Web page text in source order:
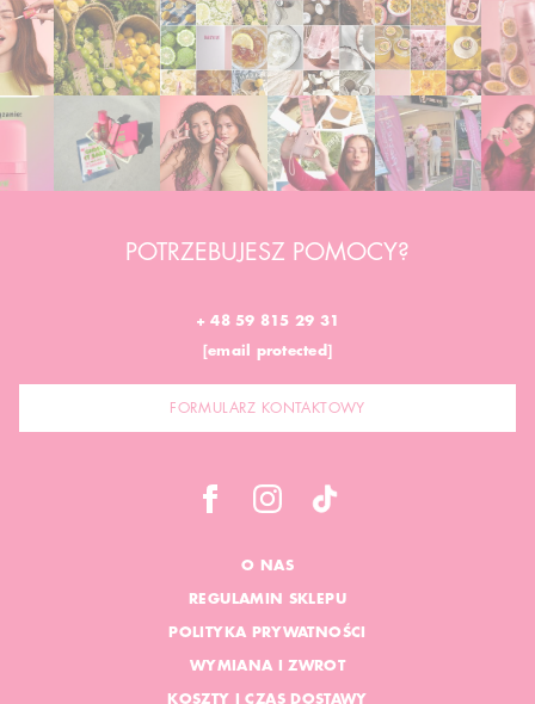
POTRZEBUJESZ POMOCY?
+ 48 59 815 29 31
[email protected]
FORMULARZ KONTAKTOWY
O NAS
REGULAMIN SKLEPU
POLITYKA PRYWATNOŚCI
WYMIANA I ZWROT
KOSZTY I CZAS DOSTAWY